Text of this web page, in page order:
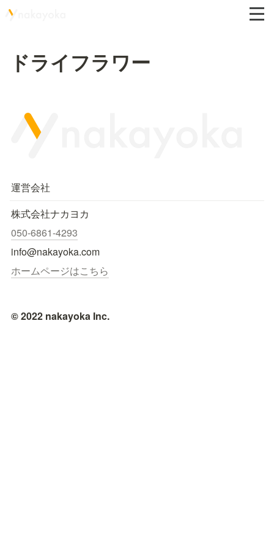
ドライフラワー
運営会社
株式会社ナカヨカ
050-6861-4293
info@nakayoka.com
ホームページはこちら
© 2022 nakayoka Inc.